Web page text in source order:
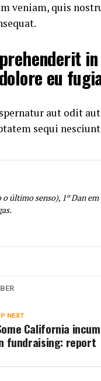
veniam, quis
in
eu
aut odit
sequi
último senso), 1º Dan em
NEXT
California
fundraising: report